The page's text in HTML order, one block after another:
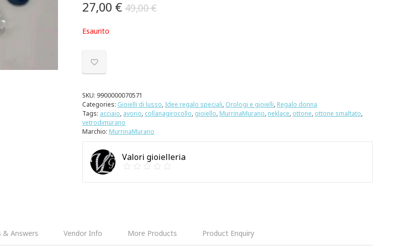
49,00€
27,00 €
Esaurito
SKU: 9900000070571
Categories: Gioielli di lusso, Idee regalo speciali, Orologi e gioielli, Regalo donna
Tags: acciaio, avorio, collanagirocollo, gioiello, MurrinaMurano, neklace, ottone, ottone smaltato,
vetrodimurano
Marchio: MurrinaMurano
Valori gioielleria
& Answers Vendor Info More Products Product Enquiry